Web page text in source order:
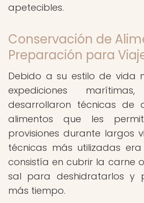
apetecibles.
Conservación de
Preparación para
Debido a su estilo de vida
expediciones
desarrollaron técnicas de
alimentos que les
provisiones durante largos
técnicas más utilizadas
consistía en cubrir la carne
sal para deshidratarlos y
más tiempo.